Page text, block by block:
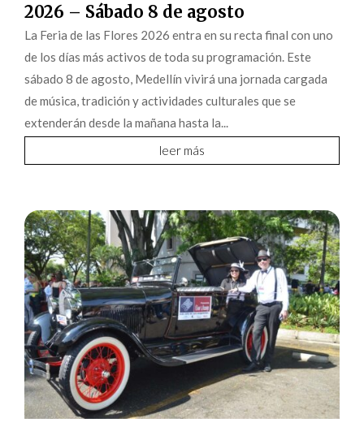
2026 – Sábado 8 de agosto
La Feria de las Flores 2026 entra en su recta final con uno
de los días más activos de toda su programación. Este
sábado 8 de agosto, Medellín vivirá una jornada cargada
de música, tradición y actividades culturales que se
extenderán desde la mañana hasta la...
leer más